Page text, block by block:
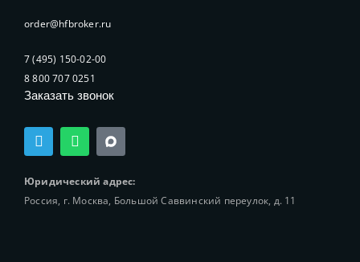
order@hfbroker.ru
7 (495) 150-02-00
8 800 707 0251
Заказать звонок
T
e
e
r
W
h
t
a
Юридический адрес:
Россия, г. Москва, Большой Саввинский переулок, д. 11